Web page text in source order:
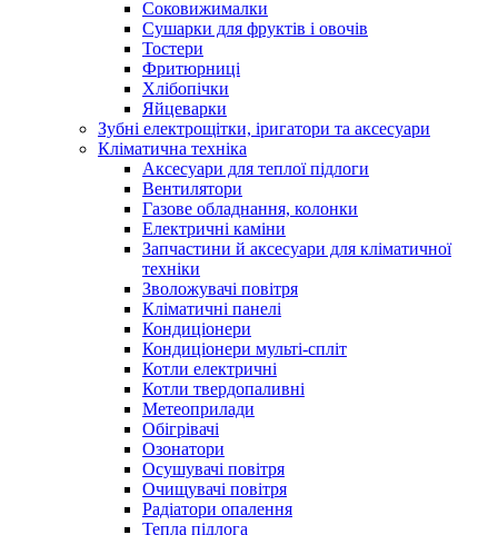
Соковижималки
Сушарки для фруктів і овочів
Тостери
Фритюрниці
Хлібопічки
Яйцеварки
Зубні електрощітки, іригатори та аксесуари
Кліматична техніка
Аксесуари для теплої підлоги
Вентилятори
Газове обладнання, колонки
Електричні каміни
Запчастини й аксесуари для кліматичної
техніки
Зволожувачі повітря
Кліматичні панелі
Кондиціонери
Кондиціонери мульті-спліт
Котли електричні
Котли твердопаливні
Метеоприлади
Обігрівачі
Озонатори
Осушувачі повітря
Очищувачі повітря
Радіатори опалення
Тепла підлога